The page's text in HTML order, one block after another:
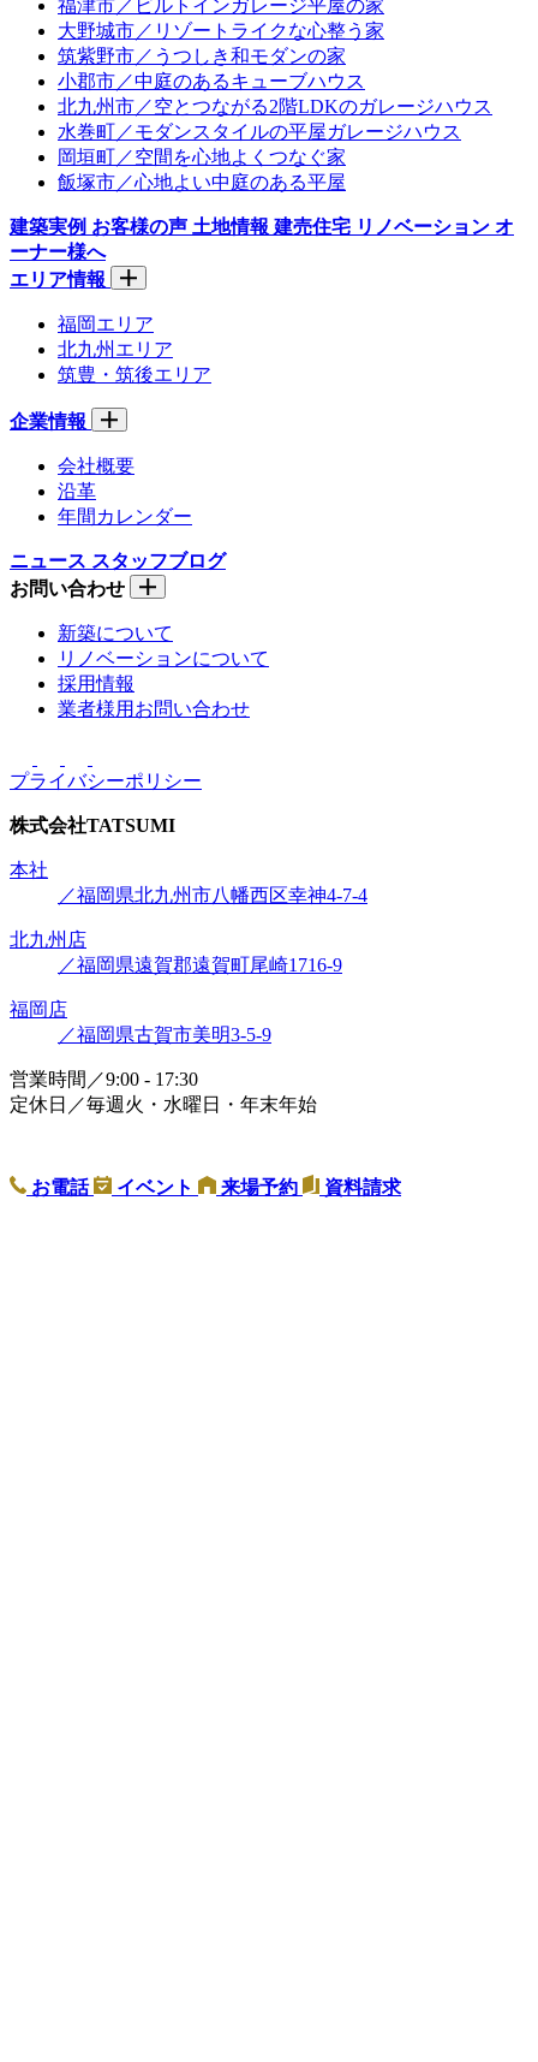
福津市／ビルトインガレージ平屋の家
大野城市／リゾートライクな心整う家
筑紫野市／うつしき和モダンの家
小郡市／中庭のあるキューブハウス
北九州市／空とつながる2階LDKのガレージハウス
水巻町／モダンスタイルの平屋ガレージハウス
岡垣町／空間を心地よくつなぐ家
飯塚市／心地よい中庭のある平屋
建築実例 お客様の声 土地情報 建売住宅 リノベーション オ
ーナー様へ
エリア情報
福岡エリア
北九州エリア
筑豊・筑後エリア
企業情報
会社概要
沿革
年間カレンダー
ニュース スタッフブログ
お問い合わせ
新築について
リノベーションについて
採用情報
業者様用お問い合わせ
プライバシーポリシー
株式会社TATSUMI
本社
／福岡県北九州市八幡西区幸神4-7-4
北九州店
／福岡県遠賀郡遠賀町尾崎1716-9
福岡店
／福岡県古賀市美明3-5-9
営業時間／9:00 - 17:30
定休日／毎週火・水曜日・年末年始
お電話 イベント 来場予約 資料請求